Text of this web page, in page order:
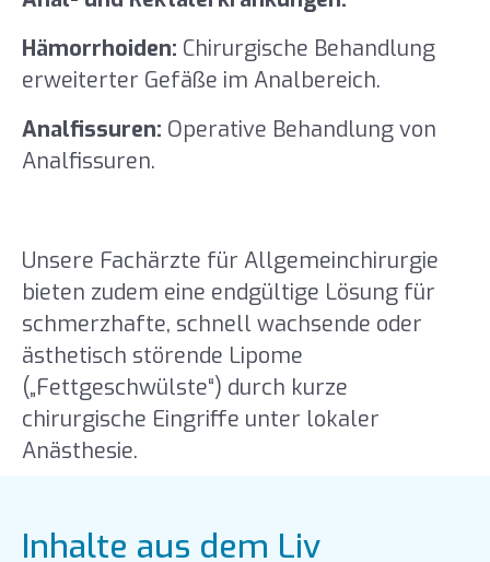
Hämorrhoiden: Chirurgische Behandlung
erweiterter Gefäße im Analbereich.
Analfissuren: Operative Behandlung von
Analfissuren.
Unsere Fachärzte für Allgemeinchirurgie
bieten zudem eine endgültige Lösung für
schmerzhafte, schnell wachsende oder
ästhetisch störende Lipome
(„Fettgeschwülste“) durch kurze
chirurgische Eingriffe unter lokaler
Anästhesie.
Inhalte aus dem Liv